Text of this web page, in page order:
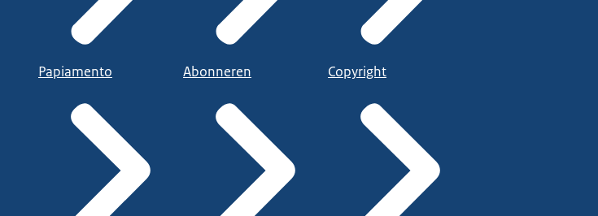
Papiamento Abonneren Copyright